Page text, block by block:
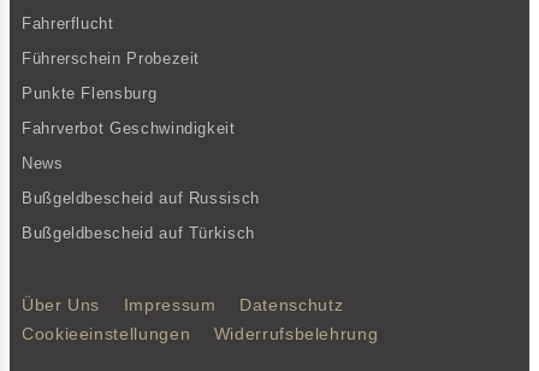
Fahrerflucht
Führerschein Probezeit
Punkte Flensburg
Fahrverbot Geschwindigkeit
News
Bußgeldbescheid auf Russisch
Bußgeldbescheid auf Türkisch
Über Uns Impressum
Datenschutz
Cookieeinstellungen
Widerrufsbelehrung